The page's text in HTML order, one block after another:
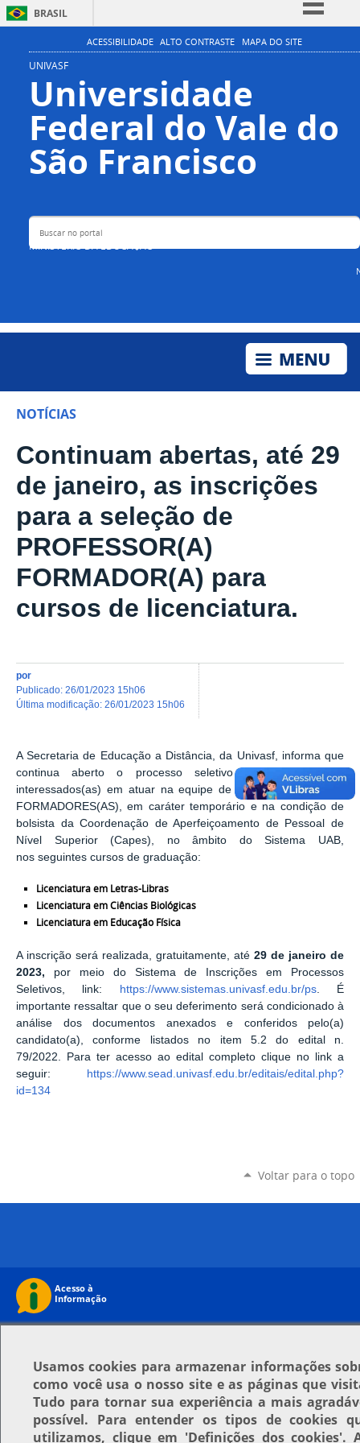
BRASIL
Simplifique!
Participe
Acesso à informação
Legislação
Canais
ACESSIBILIDADE ALTO CONTRASTE MAPA DO SITE
UNIVASF
Universidade
Federal do Vale do
São Francisco
MINISTÉRIO DA EDUCAÇÃO
Buscar no portal
NOTÍCIAS
Continuam abertas, até 29
de janeiro, as inscrições
para a seleção de
PROFESSOR(A)
FORMADOR(A) para
cursos de licenciatura.
por
publicado: 26/01/2023 15h06
última modificação: 26/01/2023 15h06
A Secretaria de Educação a Distância, da Univasf, informa que
continua aberto o processo seletivo para profissionais
interessados(as) em atuar na equipe de PROFESSORES(AS)
FORMADORES(AS), em caráter temporário e na condição de
bolsista da Coordenação de Aperfeiçoamento de Pessoal de
Nível Superior (Capes), no âmbito do Sistema UAB,
nos seguintes cursos de graduação:
Licenciatura em Letras-Libras
Licenciatura em Ciências Biológicas
Licenciatura em Educação Física
A inscrição será realizada, gratuitamente, até 29 de janeiro de
2023, por meio do Sistema de Inscrições em Processos
Seletivos, link:
https://www.sistemas.univasf.edu.br/ps. É
importante ressaltar que o seu deferimento será condicionado à
análise dos documentos anexados e conferidos pelo(a)
candidato(a), conforme listados no item 5.2 do edital n.
79/2022. Para ter acesso ao edital completo clique no link a
seguir:
https://www.sead.univasf.edu.br/editais/edital.php?
id=134
Voltar para o topo
Usamoscookies para armazenar informações
como você usa o nosso site e as páginas que
Tudo para tornar sua experiência a mais
possível. Para entender os tipos de cookies
utilizamos, clique em 'Definições dos cookies'.